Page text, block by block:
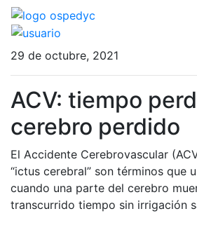
29 de octubre, 2021
ACV: tiempo
cerebro perdido
El Accidente Cerebrovascular
“ictus cerebral” son términos que
cuando una parte del cerebro
transcurrido tiempo sin irrigación